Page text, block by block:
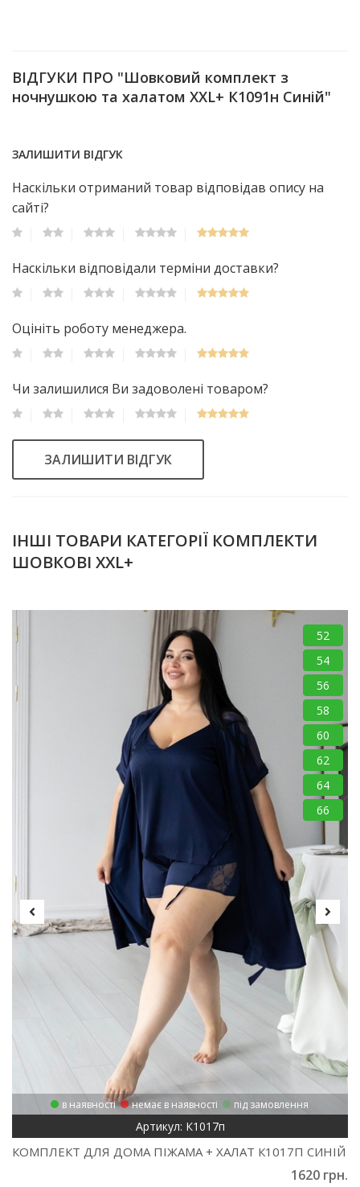
ВІДГУКИ ПРО "Шовковий комплект з
ночнушкою та халатом XXL+ К1091н Синій"
ЗАЛИШИТИ ВІДГУК
Наскільки отриманий товар відповідав опису на
сайті?
Наскільки відповідали терміни доставки?
Оцініть роботу менеджера.
Чи залишилися Ви задоволені товаром?
ЗАЛИШИТИ ВІДГУК
ІНШІ ТОВАРИ КАТЕГОРІЇ КОМПЛЕКТИ
ШОВКОВІ XXL+
52
54
56
58
60
62
64
66
в наявності немає в наявності під замовлення
Артикул: К1017п
КОМПЛЕКТ ДЛЯ ДОМА ПІЖАМА + ХАЛАТ К1017П СИНІЙ
1620 грн.